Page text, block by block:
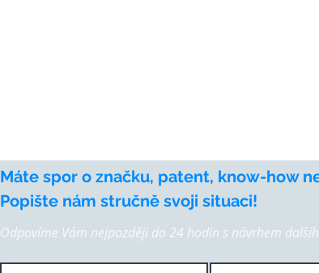
Máte spor o značku, patent, know-how
Popište nám stručně svoji situaci!
Odpovíme Vám nejpozději do 24 hodin s návrhem